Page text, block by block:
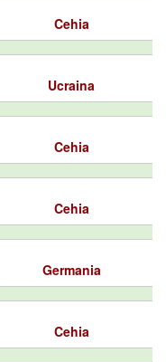
Cehia
Ucraina
Cehia
Cehia
Germania
Cehia